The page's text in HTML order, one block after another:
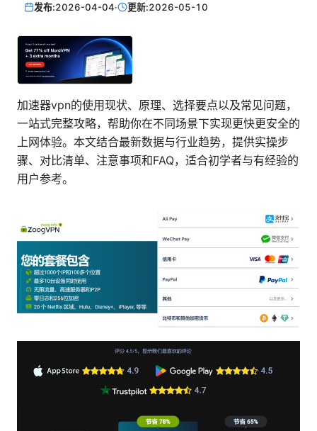
发布:2026-04-04· 更新:2026-05-10
加速器vpn的使用现状、原理、选择要点以及常见问题，
一站式完整攻略，帮助你在不同场景下实现更快更安全的
上网体验。本文结合最新数据与行业趋势，提供实操步
骤、对比清单、注意事项和FAQ，适合初学者与有经验的
用户参考。